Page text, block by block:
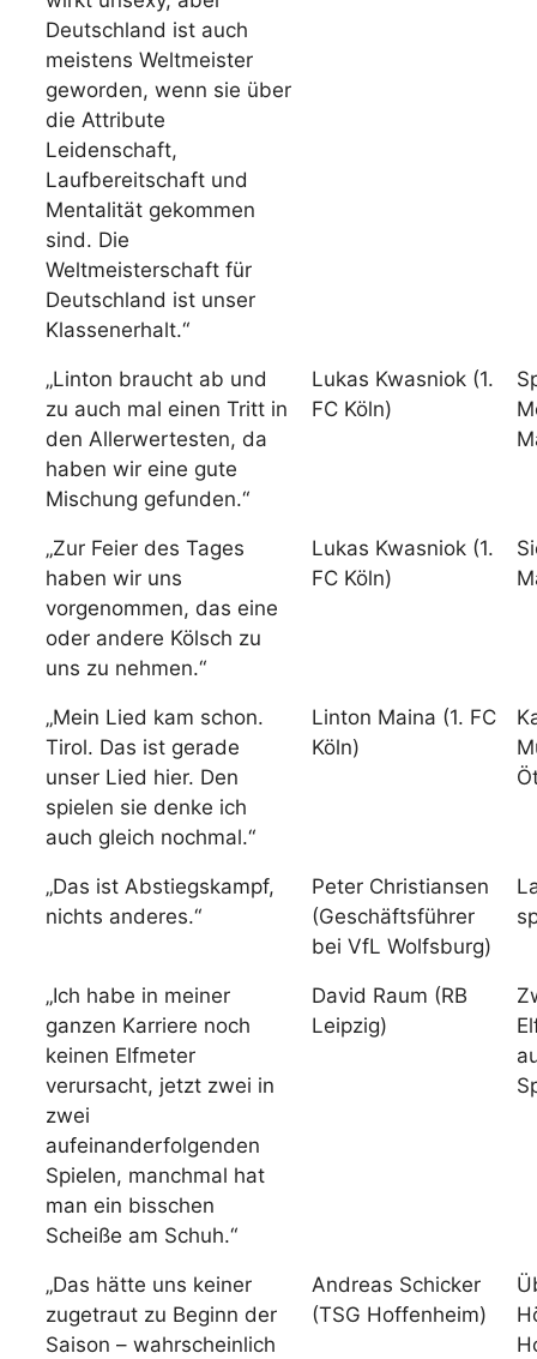
Deutschland ist auch
meistens Weltmeister
geworden, wenn sie über
die Attribute
Leidenschaft,
Laufbereitschaft und
Mentalität gekommen
sind. Die
Weltmeisterschaft für
Deutschland ist unser
Klassenerhalt.“
„Linton braucht ab und
zu auch mal einen Tritt in
den Allerwertesten, da
haben wir eine gute
Mischung gefunden.“
Lukas Kwasniok (1.
FC Köln)
„Zur Feier des Tages
haben wir uns
vorgenommen, das eine
oder andere Kölsch zu
uns zu nehmen.“
Lukas Kwasniok (1.
FC Köln)
„Mein Lied kam schon.
Tirol. Das ist gerade
unser Lied hier. Den
spielen sie denke ich
auch gleich nochmal.“
Linton Maina (1. FC
Köln)
„Das ist Abstiegskampf,
nichts anderes.“
Peter Christiansen
(Geschäftsführer
bei VfL Wolfsburg)
„Ich habe in meiner
ganzen Karriere noch
keinen Elfmeter
verursacht, jetzt zwei in
zwei
aufeinanderfolgenden
Spielen, manchmal hat
man ein bisschen
Scheiße am Schuh.“
David Raum (RB
Leipzig)
„Das hätte uns keiner
zugetraut zu Beginn der
Saison – wahrscheinlich
Andreas Schicker
(TSG Hoffenheim)